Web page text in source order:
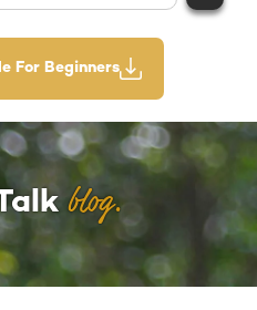
For Beginners
blog.